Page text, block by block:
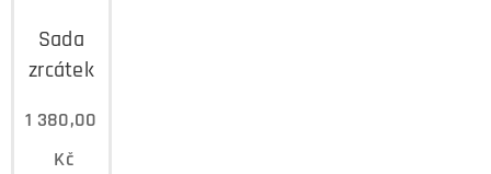
Sada
zrcátek
1 380,00
Kč